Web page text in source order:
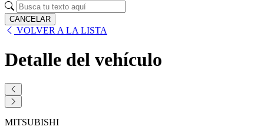
CANCELAR
VOLVER A LA LISTA
Detalle del vehículo
MITSUBISHI